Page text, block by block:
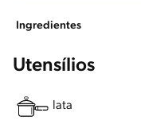
Ingredientes
Utensílios
lata